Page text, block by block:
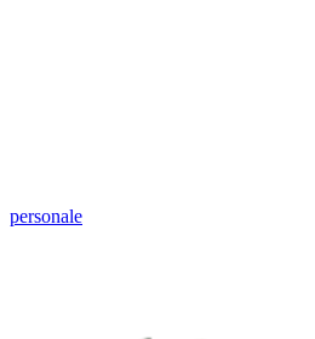
personale